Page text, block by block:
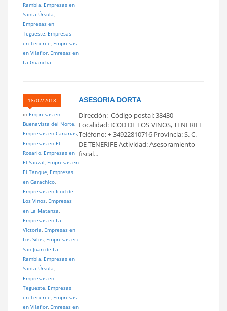
Rambla, Empresas en
Santa Úrsula,
Empresas en
Tegueste, Empresas
en Tenerife, Empresas
en Vilaflor, Emresas en
La Guancha
18/02/2018
in Empresas en
Buenavista del Norte,
Empresas en Canarias,
Empresas en El
Rosario, Empresas en
El Sauzal, Empresas en
El Tanque, Empresas
en Garachico,
Empresas en Icod de
Los Vinos, Empresas
en La Matanza,
Empresas en La
Victoria, Empresas en
Los Silos, Empresas en
San Juan de La
Rambla, Empresas en
Santa Úrsula,
Empresas en
Tegueste, Empresas
en Tenerife, Empresas
en Vilaflor, Emresas en
ASESORIA DORTA
Dirección: Código postal: 38430
Localidad: ICOD DE LOS VINOS, TENERIFE
Teléfono: + 34922810716 Provincia: S. C.
DE TENERIFE Actividad: Asesoramiento
fiscal...